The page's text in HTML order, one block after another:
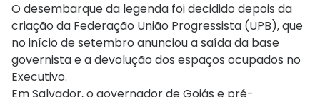
O desembarque da legenda foi decidido depois da
criação da Federação União Progressista (UPB), que
no início de setembro anunciou a saída da base
governista e a devolução dos espaços ocupados no
Executivo.